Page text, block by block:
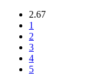
2.67
1
2
3
4
5